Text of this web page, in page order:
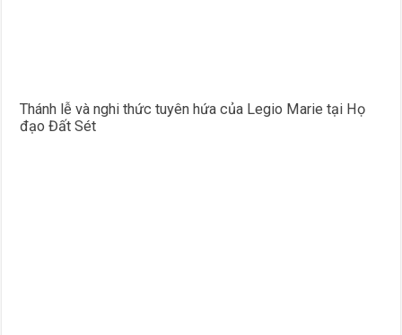
Thánh lễ và nghi thức tuyên hứa của Legio Marie tại Họ
đạo Đất Sét